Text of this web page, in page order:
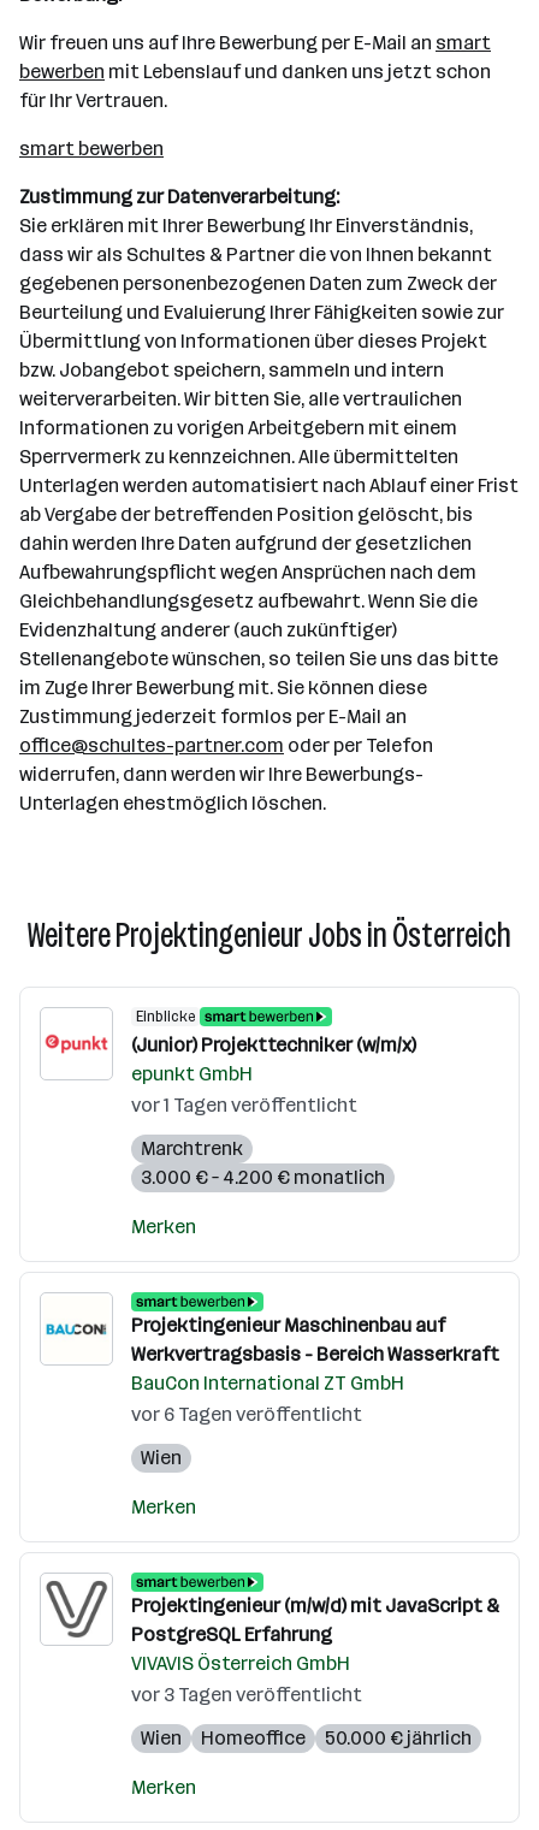
Wir freuen uns auf Ihre Bewerbung per E-Mail an smart
bewerben mit Lebenslauf und danken uns jetzt schon
für Ihr Vertrauen.
smart bewerben
Zustimmung zur Datenverarbeitung:
Sie erklären mit Ihrer Bewerbung Ihr Einverständnis,
dass wir als Schultes & Partner die von Ihnen bekannt
gegebenen personenbezogenen Daten zum Zweck der
Beurteilung und Evaluierung Ihrer Fähigkeiten sowie zur
Übermittlung von Informationen über dieses Projekt
bzw. Jobangebot speichern, sammeln und intern
weiterverarbeiten. Wir bitten Sie, alle vertraulichen
Informationen zu vorigen Arbeitgebern mit einem
Sperrvermerk zu kennzeichnen. Alle übermittelten
Unterlagen werden automatisiert nach Ablauf einer Frist
ab Vergabe der betreffenden Position gelöscht, bis
dahin werden Ihre Daten aufgrund der gesetzlichen
Aufbewahrungspflicht wegen Ansprüchen nach dem
Gleichbehandlungsgesetz aufbewahrt. Wenn Sie die
Evidenzhaltung anderer (auch zukünftiger)
Stellenangebote wünschen, so teilen Sie uns das bitte
im Zuge Ihrer Bewerbung mit. Sie können diese
Zustimmung jederzeit formlos per E-Mail an
office@schultes-partner.com oder per Telefon
widerrufen, dann werden wir Ihre Bewerbungs-
Unterlagen ehestmöglich löschen.
Weitere Projektingenieur Jobs in Österreich
Einblicke
(Junior) Projekttechniker (w/m/x)
epunkt GmbH
vor 1 Tagen veröffentlicht
Marchtrenk
3.000 € – 4.200 € monatlich
Merken
Projektingenieur Maschinenbau auf
Werkvertragsbasis - Bereich Wasserkraft
BauCon International ZT GmbH
vor 6 Tagen veröffentlicht
Wien
Merken
Projektingenieur (m/w/d) mit JavaScript &
PostgreSQL Erfahrung
VIVAVIS Österreich GmbH
vor 3 Tagen veröffentlicht
Wien
Homeoffice 50.000 € jährlich
Merken